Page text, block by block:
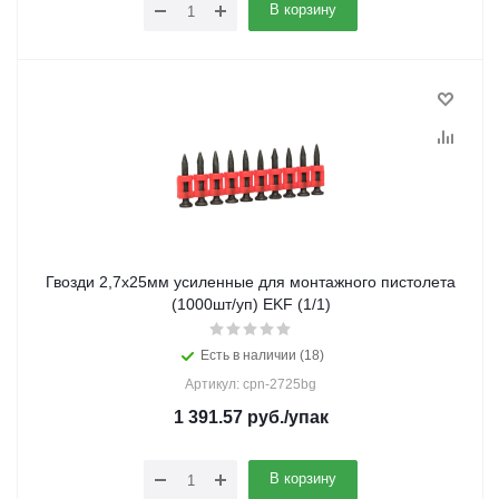
В корзину
Гвозди 2,7х25мм усиленные для монтажного пистолета
(1000шт/уп) EKF (1/1)
Есть в наличии (18)
Артикул: cpn-2725bg
1 391.57руб./упак
В корзину